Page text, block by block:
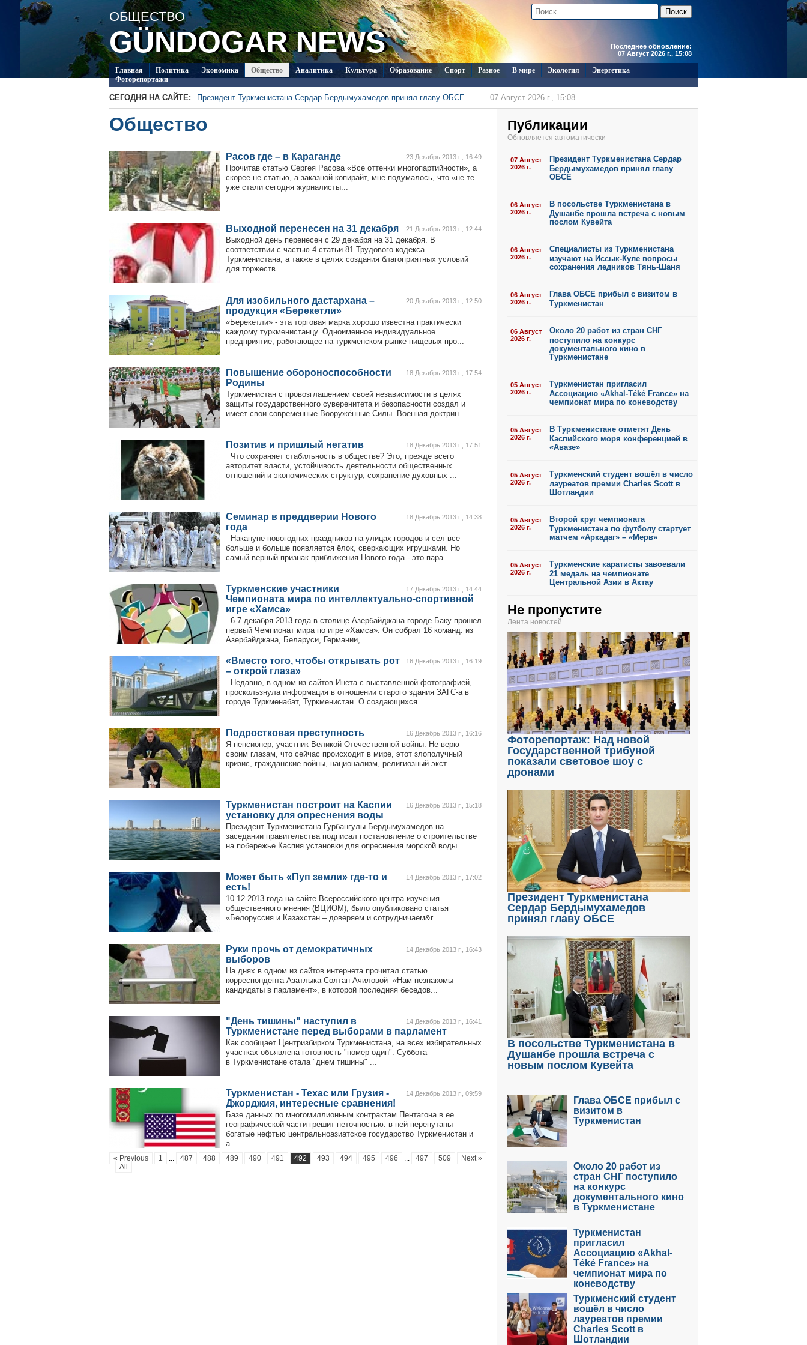
ОБЩЕСТВО
GÜNDOGAR NEWS
Последнее обновление:
07 Август 2026 г., 15:08
Главная Политикa Экономика Общество Аналитика Культура Образование Спорт Разное В мире Экология
Энергетика
Фоторепортажи
СЕГОДНЯ НА САЙТЕ: Президент Туркменистана Сердар Бердымухамедов принял главу ОБСЕ
07 Август 2026 г., 15:08
В посольстве Туркменистана в Душанбе прошла встреча с новым послом Кувейта
06 Август 2026 г., 17:40
Специалисты из Туркменистана изучают на Иссык-Куле вопросы сохранения
ледников Тянь-Шаня
06 Август 2026 г., 17:40
Глава ОБСЕ прибыл с визитом в Туркменистан
Около 20 работ из стран СНГ поступило на конкурс документального кино в Туркменистане
06 Август 2026 г., 17:34
Туркменистан пригласил Ассоциацию «Akhal-Téké France» на чемпионат мира
по коневодству
05 Август 2026 г., 11:45
Общество
23 Декабрь 2013 г., 16:49
Расов где – в Караганде
Прочитав статью Сергея Расова «Все оттенки многопартийности», а
скорее не статью, а заказной копирайт, мне подумалось, что «не те
уже стали сегодня журналисты...
21 Декабрь 2013 г., 12:44
Выходной перенесен на 31 декабря
Выходной день перенесен с 29 декабря на 31 декабря. В
соответствии с частью 4 статьи 81 Трудового кодекса
Туркменистана, а также в целях создания благоприятных условий
для торжеств...
20 Декабрь 2013 г., 12:50
Для изобильного дастархана –
продукция «Берекетли»
«Берекетли» - эта торговая марка хорошо известна практически
каждому туркменистанцу. Одноименное индивидуальное
предприятие, работающее на туркменском рынке пищевых про...
18 Декабрь 2013 г., 17:54
Повышение обороноспособности
Родины
Туркменистан с провозглашением своей независимости в целях
защиты государственного суверенитета и безопасности создал и
имеет свои современные Вооружённые Силы. Военная доктрин...
18 Декабрь 2013 г., 17:51
Позитив и пришлый негатив
Что сохраняет стабильность в обществе? Это, прежде всего
авторитет власти, устойчивость деятельности общественных
отношений и экономических структур, сохранение духовных ...
18 Декабрь 2013 г., 14:38
Семинар в преддверии Нового
года
Накануне новогодних праздников на улицах городов и сел все
больше и больше появляется ёлок, сверкающих игрушками. Но
самый верный признак приближения Нового года - это пара...
17 Декабрь 2013 г., 14:44
Туркменские участники
Чемпионата мира по интеллектуально-спортивной
игре «Хамса»
6-7 декабря 2013 года в столице Азербайджана городе Баку прошел
первый Чемпионат мира по игре «Хамса». Он собрал 16 команд: из
Азербайджана, Беларуси, Германии,...
16 Декабрь 2013 г., 16:19
«Вместо того, чтобы открывать рот
– открой глаза»
Недавно, в одном из сайтов Инета с выставленной фотографией,
проскользнула информация в отношении старого здания ЗАГС-а в
городе Туркменабат, Туркменистан. О создающихся ...
16 Декабрь 2013 г., 16:16
Подростковая преступность
Я пенсионер, участник Великой Отечественной войны. Не верю
своим глазам, что сейчас происходит в мире, этот злополучный
кризис, гражданские войны, национализм, религиозный экст...
16 Декабрь 2013 г., 15:18
Туркменистан построит на Каспии
установку для опреснения воды
Президент Туркменистана Гурбангулы Бердымухамедов на
заседании правительства подписал постановление о строительстве
на побережье Каспия установки для опреснения морской воды....
14 Декабрь 2013 г., 17:02
Может быть «Пуп земли» где-то и
есть!
10.12.2013 года на сайте Всероссийского центра изучения
общественного мнения (ВЦИОМ), было опубликовано статья
«Белоруссия и Казахстан – доверяем и сотрудничаем&r...
14 Декабрь 2013 г., 16:43
Руки прочь от демократичных
выборов
На днях в одном из сайтов интернета прочитал статью
корреспондента Азатлыка Солтан Ачиловой «Нам незнакомы
кандидаты в парламент», в которой последняя беседов...
14 Декабрь 2013 г., 16:41
"День тишины" наступил в
Туркменистане перед выборами в парламент
Как сообщает Центризбирком Туркменистана, на всех избирательных
участках объявлена готовность "номер один". Суббота
в Туркменистане стала "днем тишины" ...
14 Декабрь 2013 г., 09:59
Туркменистан - Техас или Грузия -
Джорджия, интересные сравнения!
Базе данных по многомиллионным контрактам Пентагона в ее
географической части грешит неточностью: в ней перепутаны
богатые нефтью центральноазиатское государство Туркменистан и
а...
« Previous 1 ... 487 488 489 490 491 492 493 494 495 496 ... 497 509
Next »
All
Публикации
Обновляется автоматически
07 Август
2026 г.
Президент Туркменистана Сердар
Бердымухамедов принял главу
ОБСЕ
06 Август
2026 г.
В посольстве Туркменистана в
Душанбе прошла встреча с новым
послом Кувейта
06 Август
2026 г.
Специалисты из Туркменистана
изучают на Иссык-Куле вопросы
сохранения ледников Тянь-Шаня
06 Август
2026 г.
Глава ОБСЕ прибыл с визитом в
Туркменистан
06 Август
2026 г.
Около 20 работ из стран СНГ
поступило на конкурс
документального кино в
Туркменистане
05 Август
2026 г.
Туркменистан пригласил
Ассоциацию «Akhal-Téké France» на
чемпионат мира по коневодству
05 Август
2026 г.
В Туркменистане отметят День
Каспийского моря конференцией в
«Авазе»
05 Август
2026 г.
Туркменский студент вошёл в число
лауреатов премии Charles Scott в
Шотландии
05 Август
2026 г.
Второй круг чемпионата
Туркменистана по футболу стартует
матчем «Аркадаг» – «Мерв»
05 Август
2026 г.
Туркменские каратисты завоевали
21 медаль на чемпионате
Центральной Азии в Актау
Не пропустите
Лента новостей
Фоторепортаж: Над новой
Государственной трибуной
показали световое шоу с
дронами
Президент Туркменистана
Сердар Бердымухамедов
принял главу ОБСЕ
В посольстве Туркменистана в
Душанбе прошла встреча с
новым послом Кувейта
Глава ОБСЕ прибыл с
визитом в
Туркменистан
Около 20 работ из
стран СНГ поступило
на конкурс
документального кино
в Туркменистане
Туркменистан
пригласил
Ассоциацию «Akhal-
Téké France» на
чемпионат мира по
коневодству
Туркменский студент
вошёл в число
лауреатов премии
Charles Scott в
Шотландии